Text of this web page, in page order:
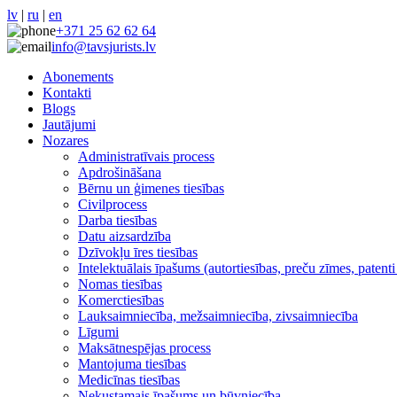
lv | ru | en
+371 25 62 62 64
info@tavsjurists.lv
Abonements
Kontakti
Blogs
Jautājumi
Nozares
Administratīvais process
Apdrošināšana
Bērnu un ģimenes tiesības
Civilprocess
Darba tiesības
Datu aizsardzība
Dzīvokļu īres tiesības
Intelektuālais īpašums (autortiesības, preču zīmes,
Nomas tiesības
Komerctiesības
Lauksaimniecība, mežsaimniecība, zivsaimniecība
Līgumi
Maksātnespējas process
Mantojuma tiesības
Medicīnas tiesības